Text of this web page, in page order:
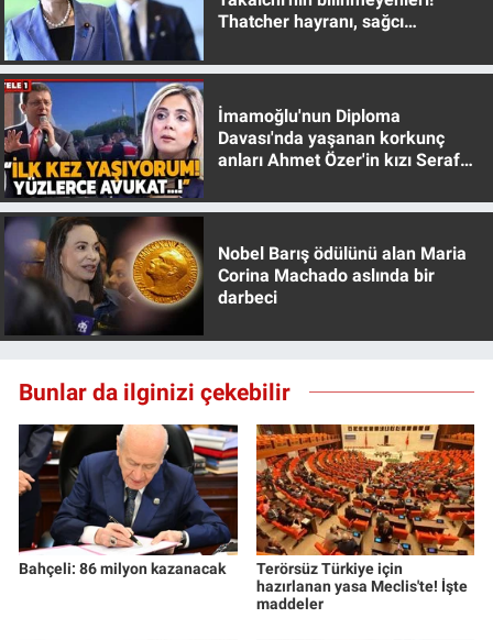
Thatcher hayranı, sağcı
İmamoğlu'nun Diploma
Davası'nda yaşanan korkunç
anları Ahmet Özer'in kızı Seraf
Nobel Barış ödülünü alan Maria
Corina Machado aslında bir
darbeci
Bunlar da ilginizi çekebilir
Bahçeli: 86 milyon kazanacak
Terörsüz Türkiye için
hazırlanan yasa Meclis'te! İşte
maddeler